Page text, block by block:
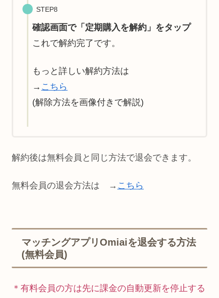
STEP8
確認画面で「定期購入を解約」をタップ
これで解約完了です。
もっと詳しい解約方法は
→ こちら
(解除方法を画像付きで解説)
解約後は無料会員と同じ方法で退会できます。
無料会員の退会方法は → こちら
マッチングアプリOmiaiを退会する方法
(無料会員)
＊有料会員の方は先に課金の自動更新を停止する